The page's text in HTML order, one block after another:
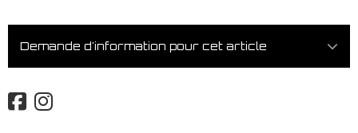
Demande d'information pour cet article